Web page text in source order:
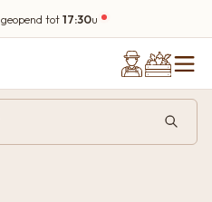
tot17:30u